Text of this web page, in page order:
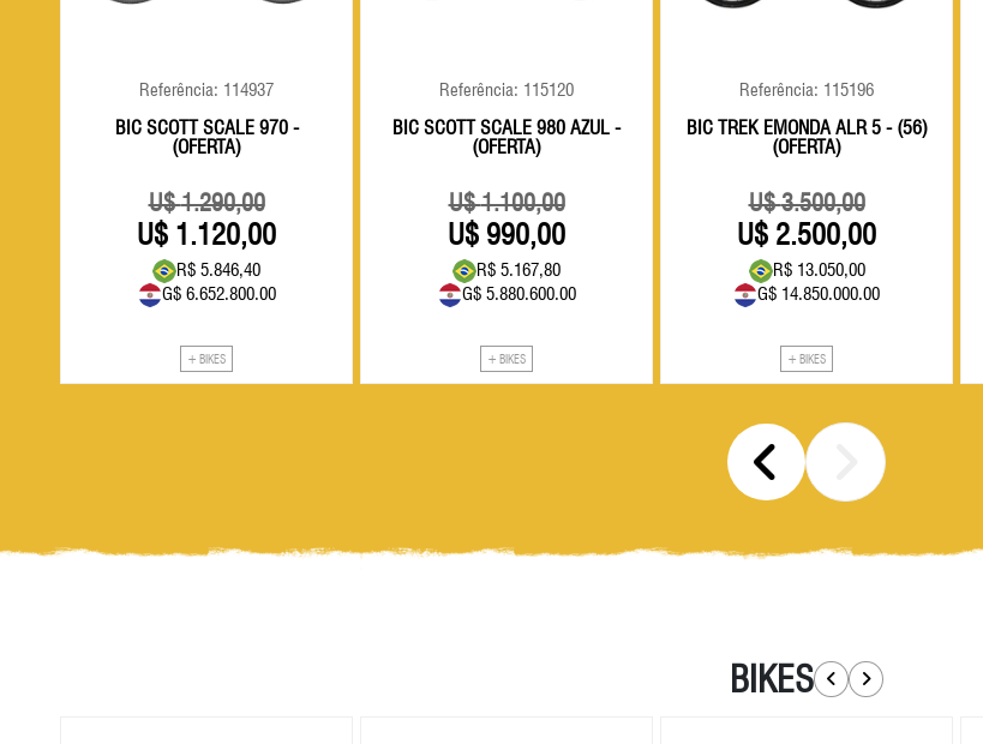
Referência: 114937
BIC SCOTT SCALE 970 -
(OFERTA)
1.290,00
1.120,00
R$ 5.846,40
G$ 6.652.800.00
+ BIKES
Referência: 115120
BIC SCOTT SCALE 980 AZUL -
(OFERTA)
1.100,00
990,00
R$ 5.167,80
G$ 5.880.600.00
+ BIKES
Referência: 115196
BIC TREK EMONDA ALR 5 - (56)
(OFERTA)
3.500,00
2.500,00
R$ 13.050,00
G$ 14.850.000.00
+ BIKES
BIKES